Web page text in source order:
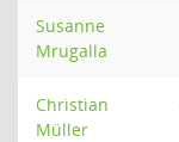
Susanne
Mrugalla
Christian
Müller